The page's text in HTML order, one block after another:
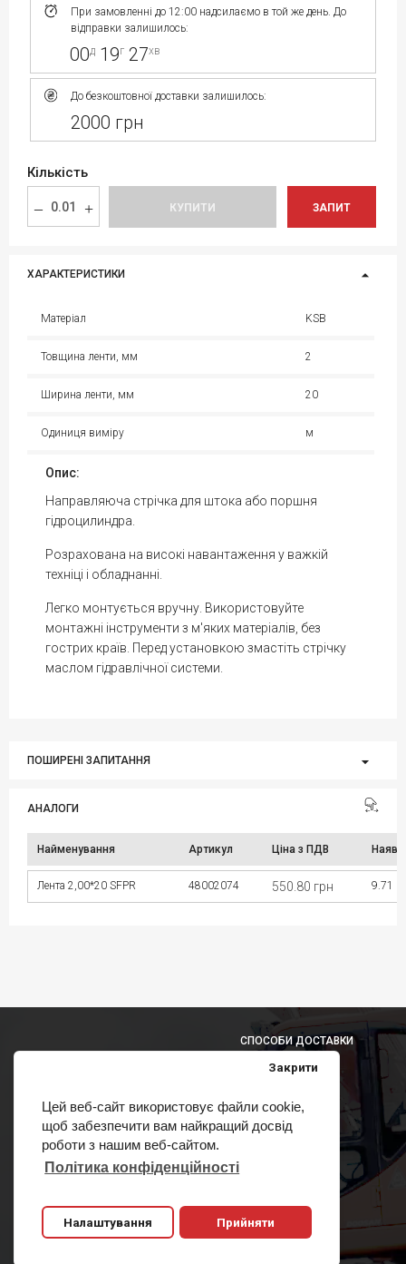
Цей веб-сайт використовує файли cookie,
щоб забезпечити вам найкращий досвід
роботи з нашим веб-сайтом.
Політика конфіденційності
Закрити
Налаштування Прийняти
При замовленні до 12:00 надсилаємо в той же день. До
відправки залишилось:
00д 19г 27хв
До безкоштовної доставки залишилось:
2000 грн
Кількість
КУПИТИ ЗАПИТ
АНАЛОГИ
Найменування Артикул Ціна з ПДВ
Лента 2,00*20 SFPR 48002074 550.80 грн 9.71 м
ХАРАКТЕРИСТИКИ
Матеріал KSB
Товщина ленти, мм 2
Ширина ленти, мм 20
Одиниця виміру м
Опис:
Направляюча стрічка для штока або поршня
гідроцилиндра.
Розрахована на високі навантаження у важкій
техніці і обладнанні.
Легко монтується вручну. Використовуйте
монтажні інструменти з м'яких матеріалів, без
гострих країв. Перед установкою змастіть стрічку
маслом гідравлічної системи.
ПОШИРЕНІ ЗАПИТАННЯ
СПОСОБИ ДОСТАВКИ
СПОСОБИ ОПЛАТИ